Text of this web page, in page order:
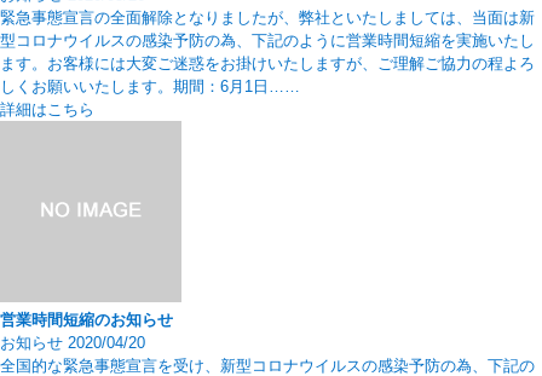
緊急事態宣言の全面解除となりましたが、弊社といたしましては、当面は新
型コロナウイルスの感染予防の為、下記のように営業時間短縮を実施いたし
ます。お客様には大変ご迷惑をお掛けいたしますが、ご理解ご協力の程よろ
しくお願いいたします。期間：6月1日……
詳細はこちら
営業時間短縮のお知らせ
お知らせ 2020/04/20
全国的な緊急事態宣言を受け、新型コロナウイルスの感染予防の為、下記の